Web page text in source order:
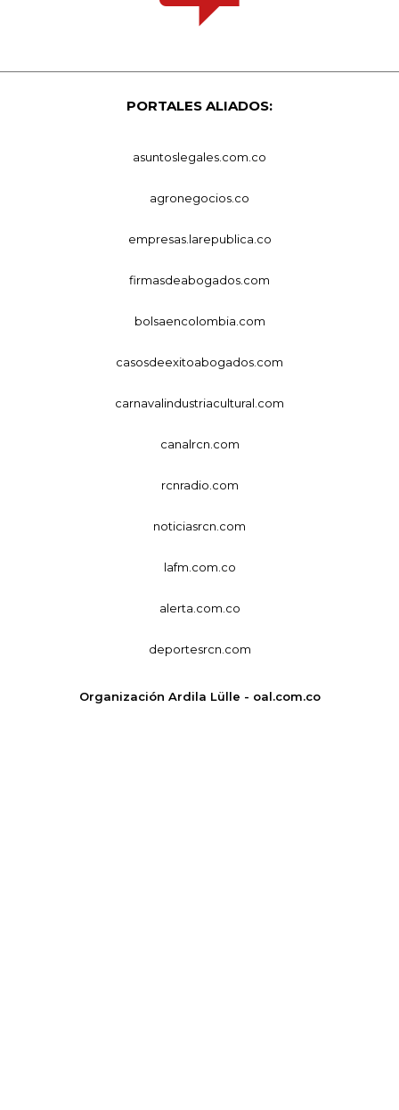
PORTALES ALIADOS:
asuntoslegales.com.co
agronegocios.co
empresas.larepublica.co
firmasdeabogados.com
bolsaencolombia.com
casosdeexitoabogados.com
carnavalindustriacultural.com
canalrcn.com
rcnradio.com
noticiasrcn.com
lafm.com.co
alerta.com.co
deportesrcn.com
Organización Ardila Lülle - oal.com.co